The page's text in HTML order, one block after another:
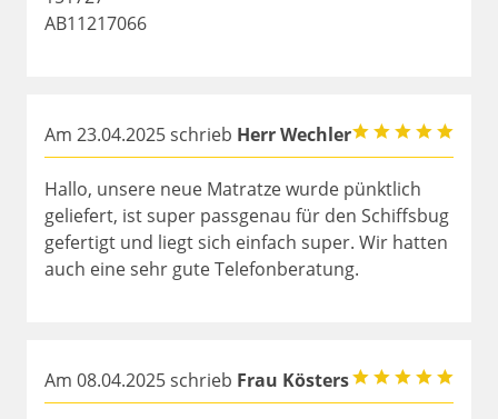
AB11217066
Am 23.04.2025 schrieb Herr Wechler
Hallo, unsere neue Matratze wurde pünktlich
geliefert, ist super passgenau für den Schiffsbug
gefertigt und liegt sich einfach super. Wir hatten
auch eine sehr gute Telefonberatung.
Am 08.04.2025 schrieb Frau Kösters